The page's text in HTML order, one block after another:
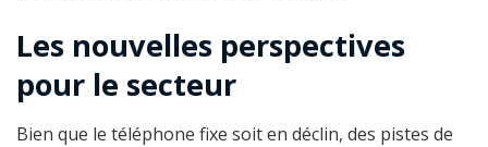
Les nouvelles perspectives
pour le secteur
Bien que le téléphone fixe soit en déclin, des pistes de